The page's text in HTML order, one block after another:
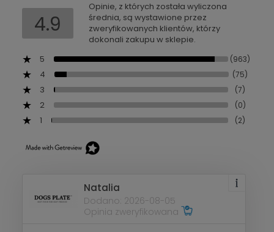
4.9
Opinie, z których została wyliczona
średnia, są wystawione przez
zweryfikowanych klientów, którzy
dokonali zakupu w sklepie.
5
(963)
4 (75)
3 (7)
2 (0)
1 (2)
Natalia
Dodano: 2026-08-05
Opinia zweryfikowana